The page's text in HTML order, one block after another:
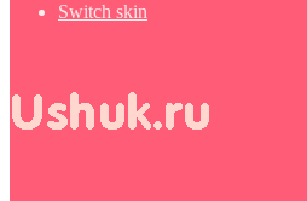
Switch skin